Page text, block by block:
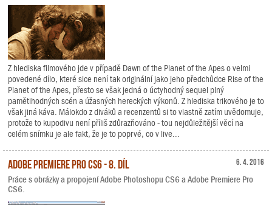
Z hlediska filmového jde v případě Dawn of the Planet of the Apes o velmi
povedené dílo, které sice není tak originální jako jeho předchůdce Rise of the
Planet of the Apes, přesto se však jedná o úctyhodný sequel plný
pamětihodných scén a úžasných hereckých výkonů. Z hlediska trikového je to
však jiná káva. Málokdo z diváků a recenzentů si to vlastně zatím uvědomuje,
protože to kupodivu není příliš zdůrazňováno - tou nejdůležitější věcí na
celém snímku je ale fakt, že je to poprvé, co v live...
6. 4. 2016
Adobe Premiere Pro CS6 - 8. díl
Práce s obrázky a propojení Adobe Photoshopu CS6 a Adobe Premiere Pro
CS6.